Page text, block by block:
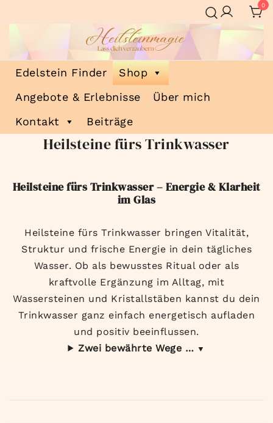
Inhalt
0
Heilsteinmagie
Lass dich verzaubern
Edelstein Finder
Shop
Angebote & Erlebnisse
Über mich
Kontakt
Beiträge
Heilsteine fürs Trinkwasser
Heilsteine fürs Trinkwasser – Energie & Klarheit
im Glas
Heilsteine fürs Trinkwasser bringen Vitalität,
Struktur und frische Energie in dein tägliches
Wasser. Ob als bewusstes Ritual oder als
kraftvolle Ergänzung im Alltag, mit
Wassersteinen und Kristallstäben kannst du dein
Trinkwasser ganz einfach energetisch aufladen
und positiv beeinflussen.
Zwei bewährte Wege …